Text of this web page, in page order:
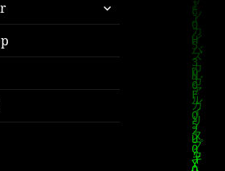
öffnen